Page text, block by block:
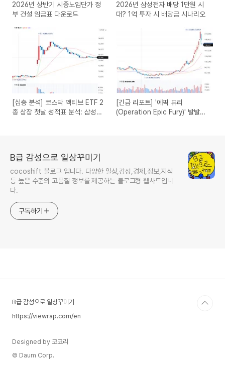
2026년 상반기 시중노임단가 정
부 건설 임금표 다운로드
2026년 삼성전자 배당 1만원 시
대? 1억 투자 시 배당금 시나리오
[심층 분석] 코스닥 액티브 ETF 2
종 상장 첫날 성적표 분석: 삼성
[긴급 리포트] '에픽 퓨리
(Operation Epic Fury)' 발발과
B급 감성으로 일상꾸미기
cocoshift 블로그 입니다. 다양한 일상,감성,경제,정보,지식
등 높은 수준의 고품질 정보를 제공하는 블로그형 웹사트입니
다.
구독하기
B급 감성으로 일상꾸미기
https://viewrap.com/en
Designed by 코코리
© Daum Corp.